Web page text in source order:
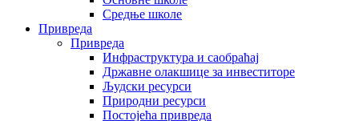
Средње школе
Привреда
Привреда
Инфраструктура и саобраћај
Државне олакшице за инвеститоре
Људски ресурси
Природни ресурси
Постојећа привреда